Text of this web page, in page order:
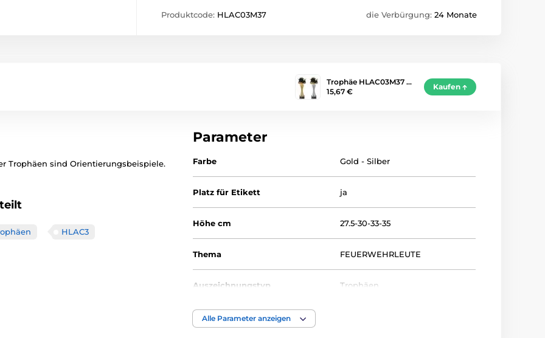
Produktcode: HLAC03M37 die Verbürgung: 24 Monate
Trophäe HLAC03M37 …
15,67 €
Kaufen
Trophäen sind Orientierungsbeispiele.
HLAC3
Parameter
Farbe Gold - Silber
Platz für Etikett ja
Höhe cm 27.5-30-33-35
Thema FEUERWEHRLEUTE
Auszeichnungstyp Trophäen
Material
Alle Parameter anzeigen